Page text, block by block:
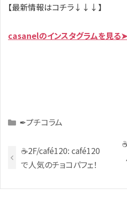
【最新情報はコチラ↓↓↓】
casanelのインスタグラムを見
Categories
✒プチコラム
☕2F/café120: café120
で人気のチョコパフェ！